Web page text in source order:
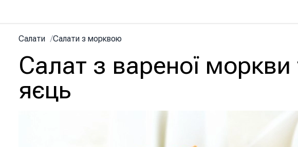
Салати /Салати з морквою
Салат з вареної моркви
яєць